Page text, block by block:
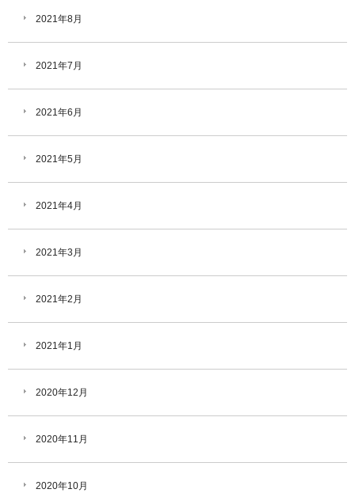
2021年8月
2021年7月
2021年6月
2021年5月
2021年4月
2021年3月
2021年2月
2021年1月
2020年12月
2020年11月
2020年10月